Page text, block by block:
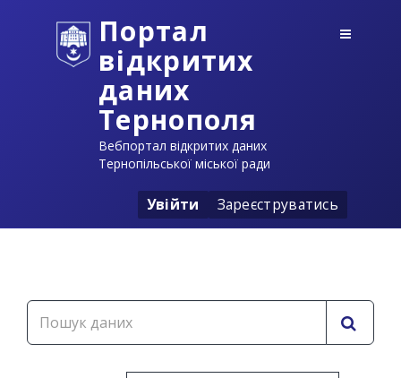
Портал
відкритих
даних
Тернополя
Вебпортал відкритих даних
Тернопільської міської ради
Увійти Зареєструватись